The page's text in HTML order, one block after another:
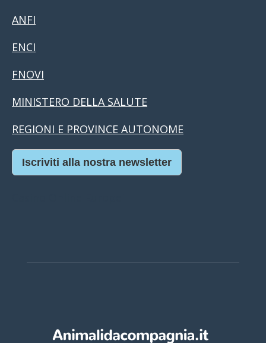
ANFI
ENCI
FNOVI
MINISTERO DELLA SALUTE
REGIONI E PROVINCE AUTONOME
Iscriviti alla nostra newsletter